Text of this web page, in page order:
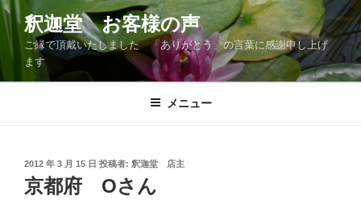
コ
ン
テ
ツ
釈迦堂 お客様の声
ご縁で頂戴いたしました 「ありがとう」の言葉に感謝申し上げ
ます
メニュー
投
稿
日:
2012 年 3 月 15 日 投稿者: 釈迦堂 店主
京都府 Oさん